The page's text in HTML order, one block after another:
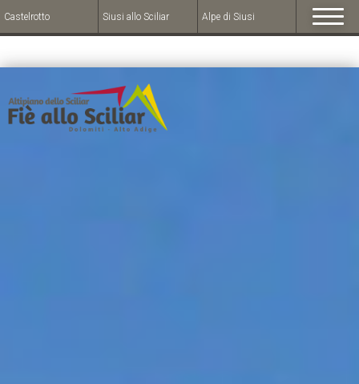
piste di tutti i livelli del comprensorio sciistico Dolomiti Superski"
/>
Castelrotto Siusi allo Sciliar Alpe di Siusi